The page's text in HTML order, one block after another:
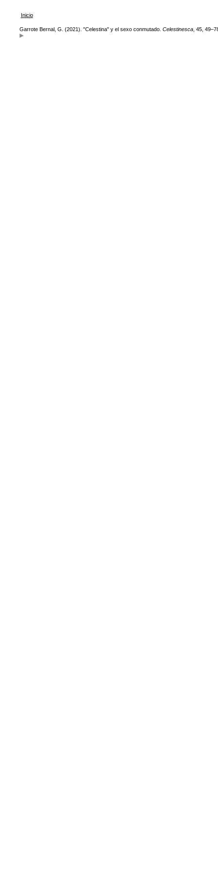
Inicio
Garrote Bernal, G. (2021). "Celestina" y el sexo conmutado. Celestinesca, 45,